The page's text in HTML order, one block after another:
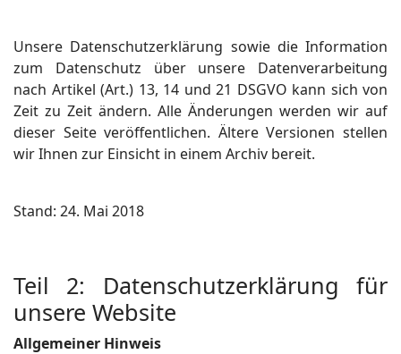
Unsere Datenschutzerklärung sowie die Information
zum Datenschutz über unsere Datenverarbeitung
nach Artikel (Art.) 13, 14 und 21 DSGVO kann sich von
Zeit zu Zeit ändern. Alle Änderungen werden wir auf
dieser Seite veröffentlichen. Ältere Versionen stellen
wir Ihnen zur Einsicht in einem Archiv bereit.
Stand: 24. Mai 2018
Teil 2: Datenschutzerklärung für
unsere Website
Allgemeiner Hinweis